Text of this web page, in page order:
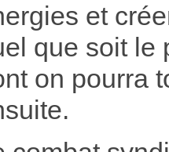
et
que soit le
on pourra